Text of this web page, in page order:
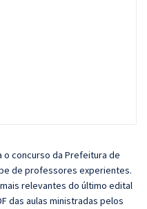
concurso da Prefeitura de
de professores experientes.
relevantes do último edital
das aulas ministradas pelos